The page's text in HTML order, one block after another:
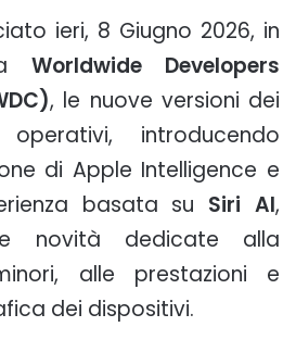
ieri, 8 Giugno 2026, in
Worldwide Developers
, le nuove versioni dei
introducendo
di Apple Intelligence e
basata su Siri AI,
novità dedicate alla
alle prestazioni e
dei dispositivi.